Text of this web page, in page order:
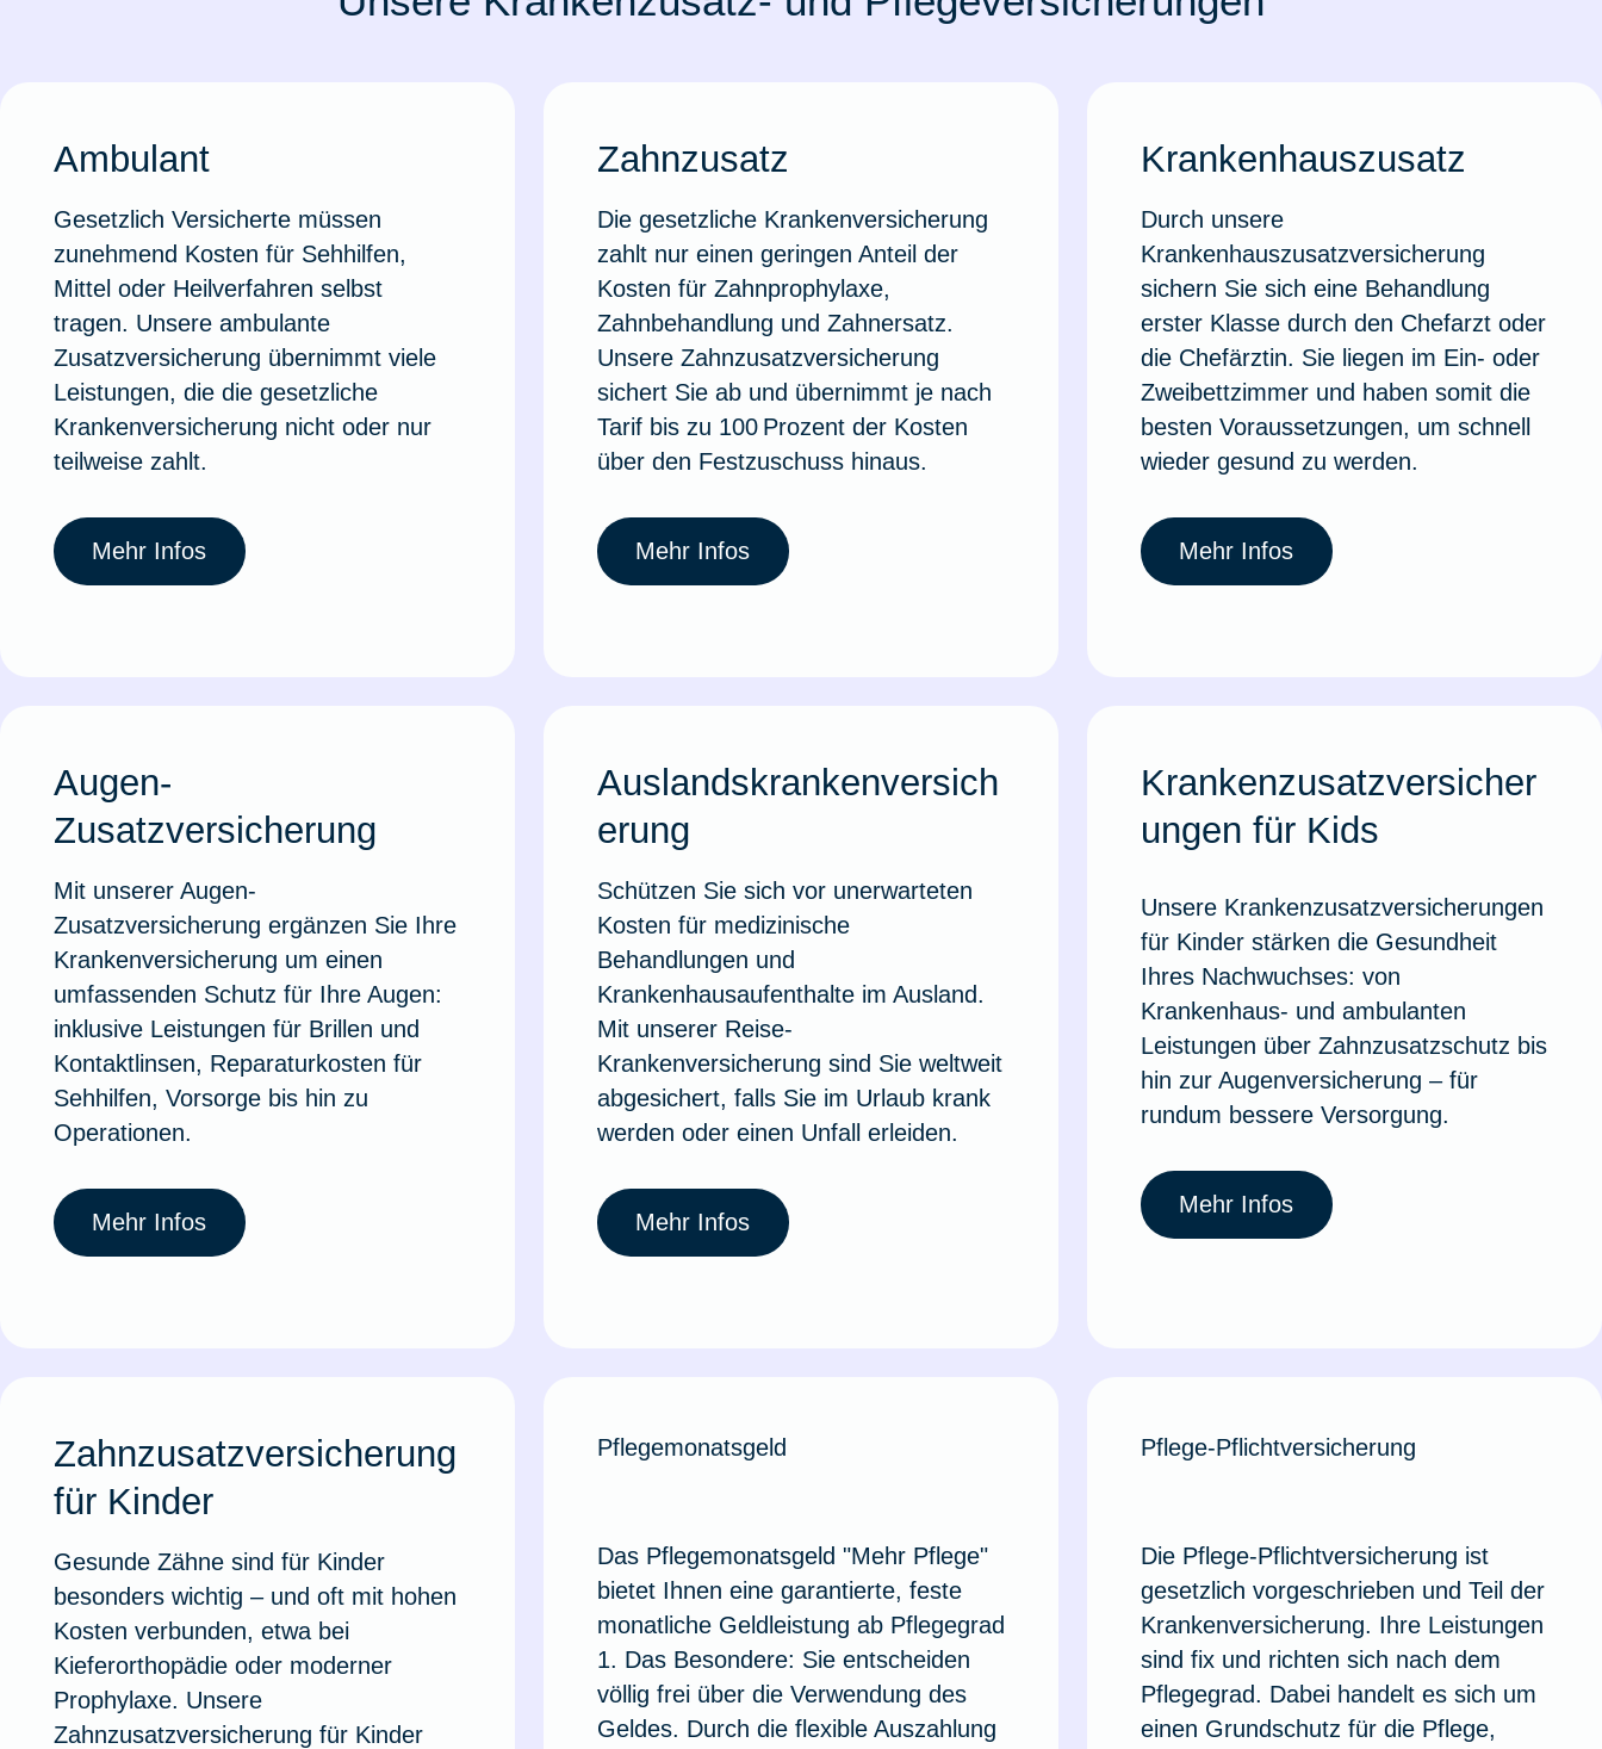
Oldtimersammlungsversicherung
Zur Produktübersicht
Weil du wichtig bist
Ambulant
Gesetzlich Versicherte müssen
zunehmend Kosten für Sehhilfen,
Mittel oder Heilverfahren selbst
tragen. Unsere ambulante
Zusatzversicherung über­nimmt viele
Leistungen, die die gesetzliche
Krankenversicherung nicht oder nur
teilweise zahlt.
Mehr Infos
Zahnzusatz
Die gesetzliche Krankenversicherung
zahlt nur einen geringen Anteil der
Kosten für Zahnprophylaxe,
Zahnbehandlung und Zahnersatz.
Unsere Zahnzusatzversicherung
sichert Sie ab und übernimmt je nach
Tarif bis zu 100 Prozent der Kosten
über den Festzuschuss hinaus.
Mehr Infos
Krankenhauszusatz
Durch unsere
Krankenhauszusatzversicherung
sichern Sie sich eine Behandlung
erster Klasse durch den Chefarzt oder
die Chefärztin. Sie liegen im Ein- oder
Zweibettzimmer und haben somit die
besten Voraussetzungen, um schnell
wieder gesund zu werden.
Mehr Infos
Augen-
Zusatzversicherung
Mit unserer Augen-
Zusatzversicherung ergänzen Sie Ihre
Krankenversicherung um einen
umfassenden Schutz für Ihre Augen:
inklusive Leistungen für Brillen und
Kontaktlinsen, Reparaturkosten für
Sehhilfen, Vorsorge bis hin zu
Operationen.
Mehr Infos
Auslandskrankenversich
erung
Schützen Sie sich vor unerwarteten
Kosten für medizinische
Behandlungen und
Krankenhausaufenthalte im Ausland.
Mit unserer Reise-
Krankenversicherung sind Sie weltweit
abgesichert, falls Sie im Urlaub krank
werden oder einen Unfall erleiden.
Mehr Infos
Krankenzusatzversicher
ungen für Kids
Unsere Krankenzusatzversicherungen
für Kinder stärken die Gesundheit
Ihres Nachwuchses: von
Krankenhaus- und ambulanten
Leistungen über Zahnzusatzschutz bis
hin zur Augenversicherung – für
rundum bessere Versorgung.
Mehr Infos
Zahnzusatzversicherung
für Kinder
Gesunde Zähne sind für Kinder
besonders wichtig – und oft mit hohen
Kosten verbunden, etwa bei
Kieferorthopädie oder moderner
Prophylaxe. Unsere
Zahnzusatzversicherung für Kinder
Pflegemonatsgeld
Das Pflegemonatsgeld "Mehr Pflege"
bietet Ihnen eine garantierte, feste
monatliche Geldleistung ab Pflegegrad
1. Das Besondere: Sie entscheiden
völlig frei über die Verwendung des
Geldes. Durch die flexible Auszahlung
Pflege-Pflichtversicherung
Die Pflege-Pflichtversicherung ist
gesetzlich vorgeschrieben und Teil der
Krankenversicherung. Ihre Leistungen
sind fix und richten sich nach dem
Pflegegrad. Dabei handelt es sich um
einen Grundschutz für die Pflege,